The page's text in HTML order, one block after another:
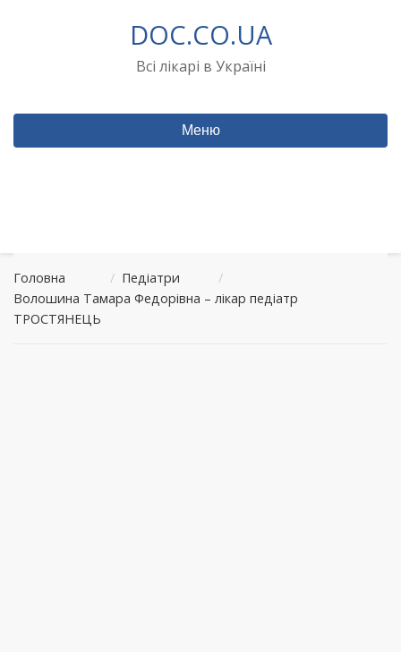
DOC.CO.UA
Всі лікарі в Україні
Меню
Головна / Педіатри
/
Волошина Тамара Федорівна – лікар педіатр
ТРОСТЯНЕЦЬ